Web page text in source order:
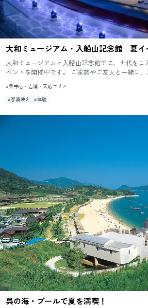
大和ミュージアム・入船山記念館 夏イ
大和ミュージアムと入船山記念館では、世代をこ
ベントを開催中です。 ご家族やご友人と一緒に
#呉中心・吉浦・天応エリア
#写真映え #体験
呉の海・プールで夏を満喫！